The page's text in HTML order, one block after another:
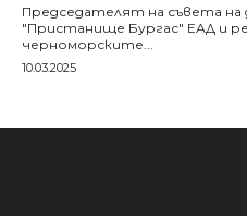
Председателят на съвета
"Пристанище Бургас" ЕАД и
черноморските...
10.03.2025